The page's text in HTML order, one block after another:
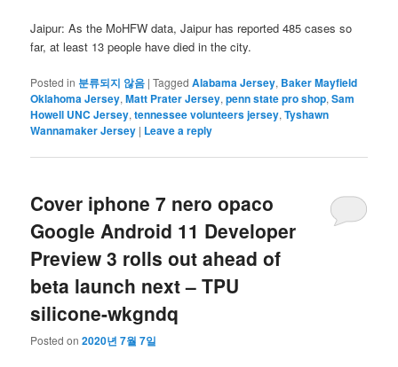
Jaipur: As the MoHFW data, Jaipur has reported 485 cases so
far, at least 13 people have died in the city.
Posted in 분류되지 않음 |Tagged Alabama Jersey, Baker Mayfield
Oklahoma Jersey,Matt Prater Jersey,penn state pro shop,Sam
Howell UNC Jersey,tennessee volunteers jersey,Tyshawn
Wannamaker Jersey | Leave a reply
Cover iphone 7 nero opaco
Google Android 11 Developer
Preview 3 rolls out ahead of
beta launch next – TPU
silicone-wkgndq
Posted on2020년 7월 7일